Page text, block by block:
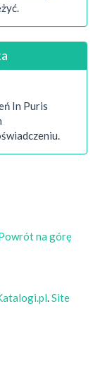
In Puris
na górę
.Site